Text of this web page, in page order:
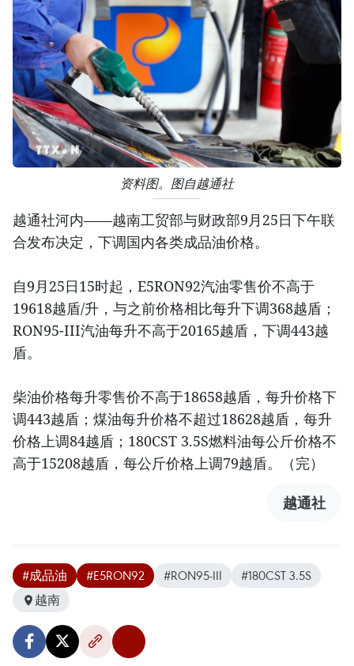
资料图。图自越通社
越通社河内——越南工贸部与财政部9月25日下午联
合发布决定，下调国内各类成品油价格。
自9月25日15时起，E5RON92汽油零售价不高于
19618越盾/升，与之前价格相比每升下调368越盾；
RON95-III汽油每升不高于20165越盾，下调443越
盾。
柴油价格每升零售价不高于18658越盾，每升价格下
调443越盾；煤油每升价格不超过18628越盾，每升
价格上调84越盾；180CST 3.5S燃料油每公斤价格不
高于15208越盾，每公斤价格上调79越盾。（完）
越通社
#成品油 #E5RON92 #RON95-III
#180CST 3.5S
越南